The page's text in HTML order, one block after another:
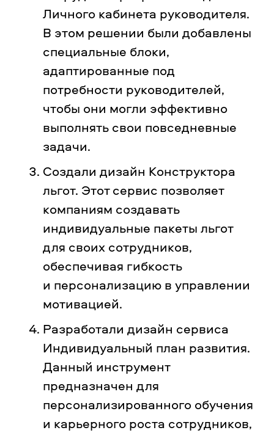
Личного кабинета руководителя.
В этом решении были добавлены
специальные блоки,
адаптированные под
потребности руководителей,
чтобы они могли эффективно
выполнять свои повседневные
задачи.
Создали дизайн Конструктора
льгот. Этот сервис позволяет
компаниям создавать
индивидуальные пакеты льгот
для своих сотрудников,
обеспечивая гибкость
и персонализацию в управлении
мотивацией.
Разработали дизайн сервиса
Индивидуальный план развития.
Данный инструмент
предназначен для
персонализированного обучения
и карьерного роста сотрудников,